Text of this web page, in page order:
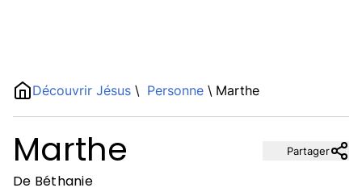
Découvrir Jésus \ Personne \ Marthe
Marthe
De Béthanie
Partager
Name
Description